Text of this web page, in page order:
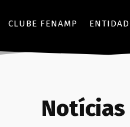
CLUBE FENAMP
Notícias